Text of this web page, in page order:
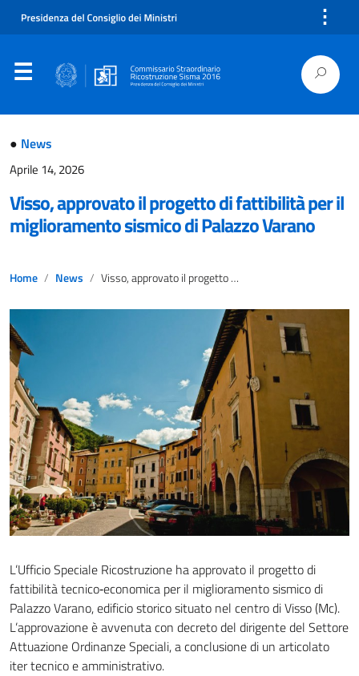
⋮
● News
Aprile 14, 2026
Visso, approvato il progetto di fattibilità per il
miglioramento sismico di Palazzo Varano
Home News Visso, approvato il progetto di fattibilità per il miglioramento sismico di Palazzo Varano
L’Ufficio Speciale Ricostruzione ha approvato il progetto di
fattibilità tecnico‑economica per il miglioramento sismico di
Palazzo Varano, edificio storico situato nel centro di Visso (Mc).
L’approvazione è avvenuta con decreto del dirigente del Settore
Attuazione Ordinanze Speciali, a conclusione di un articolato
iter tecnico e amministrativo.